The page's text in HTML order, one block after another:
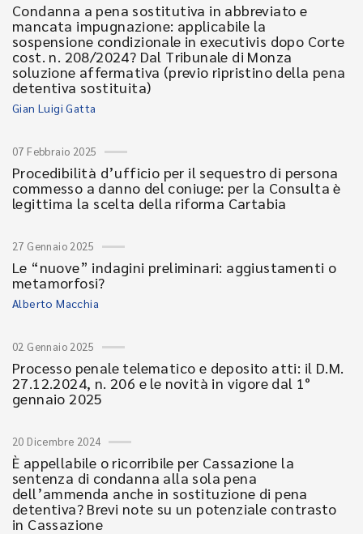
Condanna a pena sostitutiva in abbreviato e
mancata impugnazione: applicabile la
sospensione condizionale in executivis dopo Corte
cost. n. 208/2024? Dal Tribunale di Monza
soluzione affermativa (previo ripristino della pena
detentiva sostituita)
Gian Luigi Gatta
07 Febbraio 2025
Procedibilità d’ufficio per il sequestro di persona
commesso a danno del coniuge: per la Consulta è
legittima la scelta della riforma Cartabia
27 Gennaio 2025
Le “nuove” indagini preliminari: aggiustamenti o
metamorfosi?
Alberto Macchia
02 Gennaio 2025
Processo penale telematico e deposito atti: il D.M.
27.12.2024, n. 206 e le novità in vigore dal 1°
gennaio 2025
20 Dicembre 2024
È appellabile o ricorribile per Cassazione la
sentenza di condanna alla sola pena
dell’ammenda anche in sostituzione di pena
detentiva? Brevi note su un potenziale contrasto
in Cassazione